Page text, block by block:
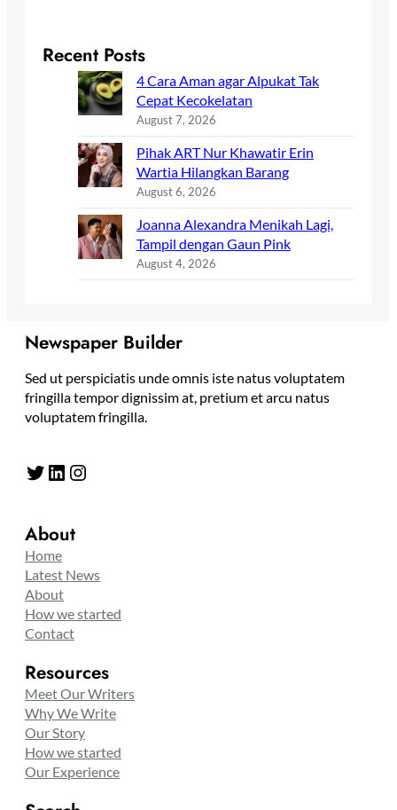
Recent Posts
4 Cara Aman agar Alpukat Tak
Cepat Kecokelatan
August 7, 2026
Pihak ART Nur Khawatir Erin
Wartia Hilangkan Barang
August 6, 2026
Joanna Alexandra Menikah Lagi,
Tampil dengan Gaun Pink
August 4, 2026
Newspaper Builder
Sed ut perspiciatis unde omnis iste natus voluptatem
fringilla tempor dignissim at, pretium et arcu natus
voluptatem fringilla.
Twitter LinkedIn Instagram
About
Home
Latest News
About
How we started
Contact
Resources
Meet Our Writers
Why We Write
Our Story
How we started
Our Experience